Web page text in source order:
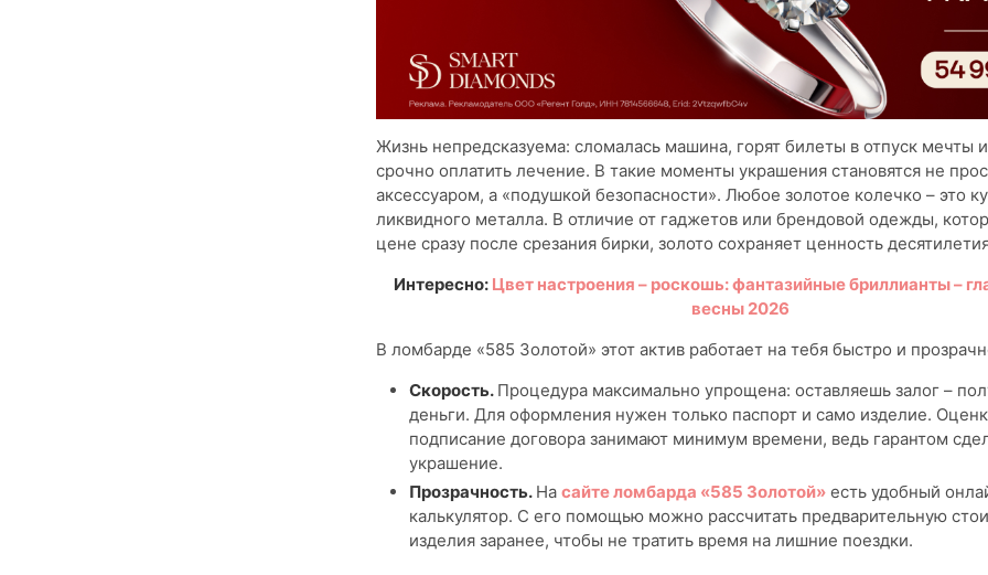
Жизнь непредсказуема: сломалась машина, горят билеты в отпуск мечты
срочно оплатить лечение. В такие моменты украшения становятся не
аксессуаром, а «подушкой безопасности». Любое золотое колечко – это
ликвидного металла. В отличие от гаджетов или брендовой одежды,
цене сразу после срезания бирки, золото сохраняет ценность
Интересно: Цвет настроения – роскошь: фантазийные бриллианты –
весны 2026
В ломбарде «585 Золотой» этот актив работает на тебя быстро и
Скорость. Процедура максимально упрощена: оставляешь залог –
деньги. Для оформления нужен только паспорт и само изделие.
подписание договора занимают минимум времени, ведь гарантом
украшение.
Прозрачность. На сайте ломбарда «585 Золотой»есть удобный
калькулятор. С его помощью можно рассчитать предварительную
изделия заранее, чтобы не тратить время на лишние поездки.